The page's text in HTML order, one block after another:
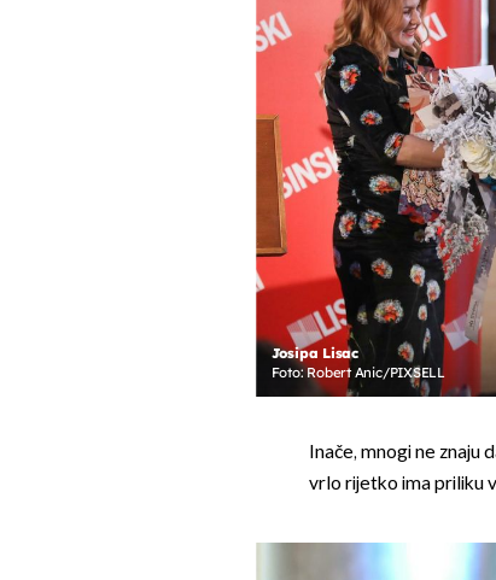
Josipa Lisac
Foto: Robert Anic/PIXSELL
Inače, mnogi ne znaju
vrlo rijetko ima priliku